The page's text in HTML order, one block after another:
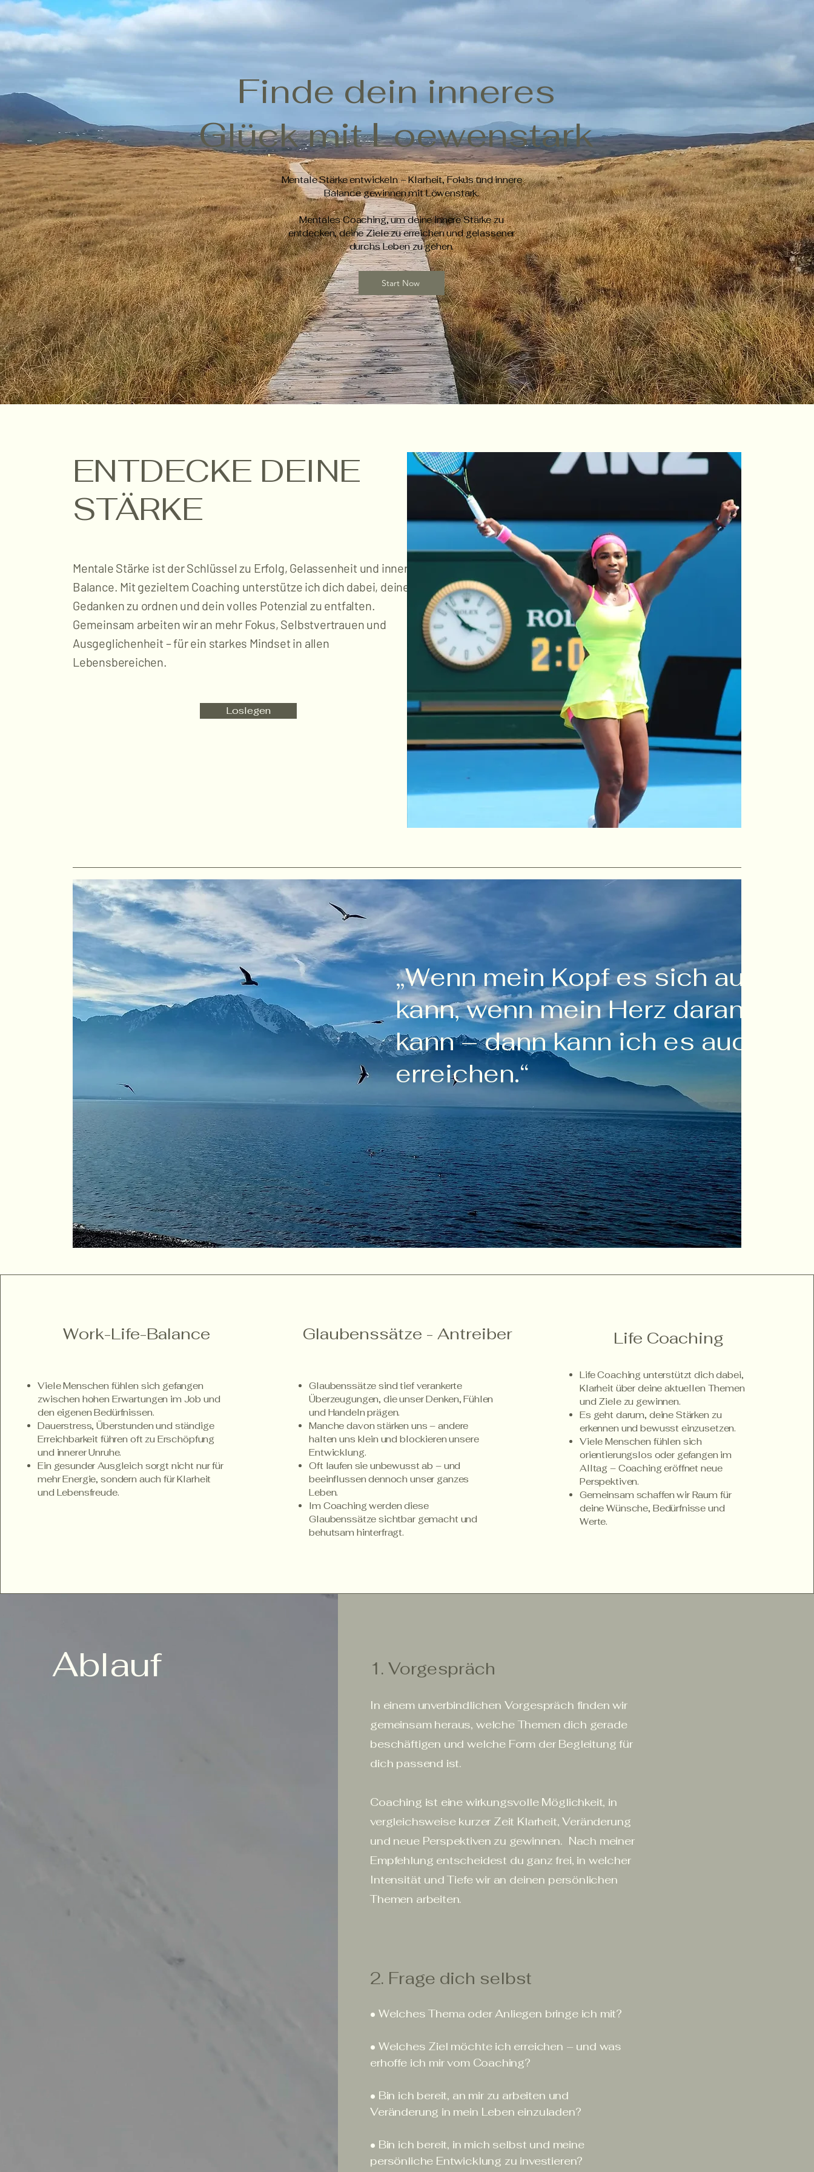
Finde dein inneres
Glück mit Loewenstark
Mentale Stärke entwickeln – Klarheit, Fokus und innere
Balance gewinnen mit Löwenstark.
Mentales Coaching, um deine innere Stärke zu
entdecken, deine Ziele zu erreichen und gelassener
durchs Leben zu gehen.
Start Now
ENTDECKE DEINE
STÄRKE
Mentale Stärke ist der Schlüssel zu Erfolg, Gelassenheit und innerer
Balance. Mit gezieltem Coaching unterstütze ich dich dabei, deine
Gedanken zu ordnen und dein volles Potenzial zu entfalten.
Gemeinsam arbeiten wir an mehr Fokus, Selbstvertrauen und
Ausgeglichenheit – für ein starkes Mindset in allen
Lebensbereichen.
Loslegen
„Wenn mein Kopf es sich
kann, wenn mein Herz daran
kann – dann kann ich es auch
erreichen.“
Work-Life-Balance
Viele Menschen fühlen sich gefangen
zwischen hohen Erwartungen im Job und
den eigenen Bedürfnissen.
Dauerstress, Überstunden und ständige
Erreichbarkeit führen oft zu Erschöpfung
und innerer Unruhe.
Ein gesunder Ausgleich sorgt nicht nur für
mehr Energie, sondern auch für Klarheit
und Lebensfreude.
Glaubenssätze - Antreiber
Glaubenssätze sind tief verankerte
Überzeugungen, die unser Denken, Fühlen
und Handeln prägen.
Manche davon stärken uns – andere
halten uns klein und blockieren unsere
Entwicklung.
Oft laufen sie unbewusst ab – und
beeinflussen dennoch unser ganzes
Leben.
Im Coaching werden diese
Glaubenssätze sichtbar gemacht und
behutsam hinterfragt.
Life Coaching
Life Coaching unterstützt dich dabei,
Klarheit über deine aktuellen Themen
und Ziele zu gewinnen.
Es geht darum, deine Stärken zu
erkennen und bewusst einzusetzen.
Viele Menschen fühlen sich
orientierungslos oder gefangen im
Alltag – Coaching eröffnet neue
Perspektiven.
Gemeinsam schaffen wir Raum für
deine Wünsche, Bedürfnisse und
Werte.
Ablauf 1. Vorgespräch
In einem unverbindlichen Vorgespräch finden wir
gemeinsam heraus, welche Themen dich gerade
beschäftigen und welche Form der Begleitung für
dich passend ist.
Coaching ist eine wirkungsvolle Möglichkeit, in
vergleichsweise kurzer Zeit Klarheit, Veränderung
und neue Perspektiven zu gewinnen. Nach meiner
Empfehlung entscheidest du ganz frei, in welcher
Intensität und Tiefe wir an deinen persönlichen
Themen arbeiten.
2. Frage dich selbst
• Welches Thema oder Anliegen bringe ich mit?
• Welches Ziel möchte ich erreichen – und was
erhoffe ich mir vom Coaching?
• Bin ich bereit, an mir zu arbeiten und
Veränderung in mein Leben einzuladen?
• Bin ich bereit, in mich selbst und meine
persönliche Entwicklung zu investieren?